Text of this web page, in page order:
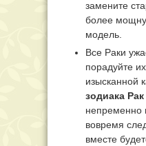
замените
более
модель.
Все Раки
порадуйте
изысканной
зодиака
непременно
вовремя
вместе